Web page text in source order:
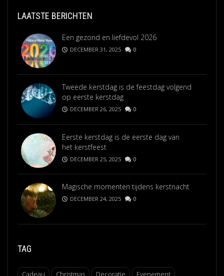
LAATSTE BERICHTEN
Een gezond en liefdevol 2026
DECEMBER 31, 2025 0
Tweede kerstdag is de feestdag volgend
op eerste kerstdag
DECEMBER 26, 2025 0
Eerste kerstdag is de eerste dag van
het kerstfeest
DECEMBER 25, 2025 0
Magische momenten tijdens kerstnacht
DECEMBER 24, 2025 0
TAG
Cadeau Christmas Decoratie Evenement